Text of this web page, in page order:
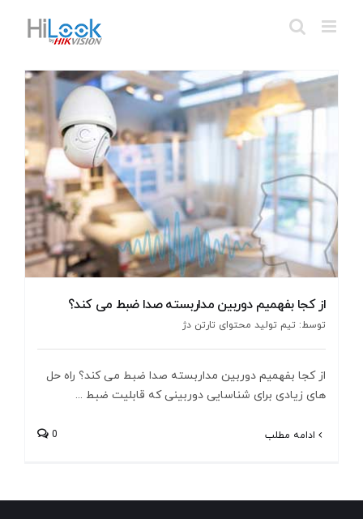
از کجا بفهمیم دوربین مداربسته صدا ضبط می کند؟
توسط: تیم تولید محتوای تارتن دژ
از کجا بفهمیم دوربین مداربسته صدا ضبط می کند؟ راه حل
های زیادی برای شناسایی دوربینی که قابلیت ضبط ...
ادامه مطلب 0